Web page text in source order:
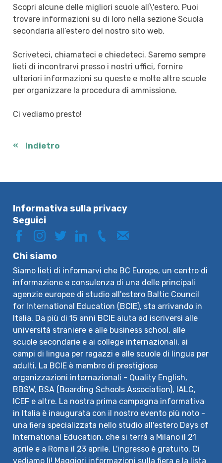
Scopri alcune delle migliori scuole all\'estero. Puoi
trovare informazioni su di loro nella sezione Scuola
secondaria all’estero del nostro sito web.
Scriveteci, chiamateci e chiedeteci. Saremo sempre
lieti di incontrarvi presso i nostri uffici, fornire
ulteriori informazioni su queste e molte altre scuole
per organizzare la procedura di ammissione.
Ci vediamo presto!
Indietro
Informativa sulla privacy
Seguici
Chi siamo
Siamo lieti di informarvi che BC Europe, un centro di
informazione e consulenza di una delle principali
agenzie europee di studio all'estero Baltic Council
for International Education (BCIE), sta arrivando in
Italia. Da più di 15 anni BCIE aiuta ad iscriversi alle
università straniere e alle business school, alle
scuole secondarie e ai college internazionali, ai
campi di lingua per ragazzi e alle scuole di lingua per
adulti. La BCIE è membro di prestigiose
organizzazioni internazionali - Quality English,
BBSW, BSA (Boarding Schools Association), IALC,
ICEF e altre. La nostra prima campagna informativa
in Italia è inaugurata con il nostro evento più noto -
una fiera specializzata nello studio all'estero Days of
International Education, che si terrà a Milano il 21
aprile e a Roma il 23 aprile. L'ingresso è gratuito. Ci
vediamo lì! Maggiori informazioni sulla fiera e la lista